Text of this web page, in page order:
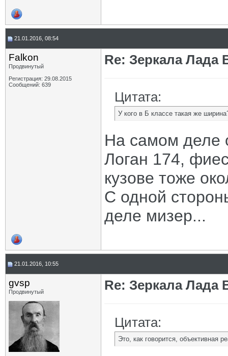
21.01.2016, 08:54
Falkon
Продвинутый
Регистрация: 29.08.2015
Сообщений: 639
Re: Зеркала Лада
Цитата:
У кого в Б классе такая же
На самом деле
Логан 174,
кузове тоже
С одной
деле мизер...
21.01.2016, 10:55
gvsp
Продвинутый Re: Зеркала Лада
Цитата:
Это, как говорится, объективная